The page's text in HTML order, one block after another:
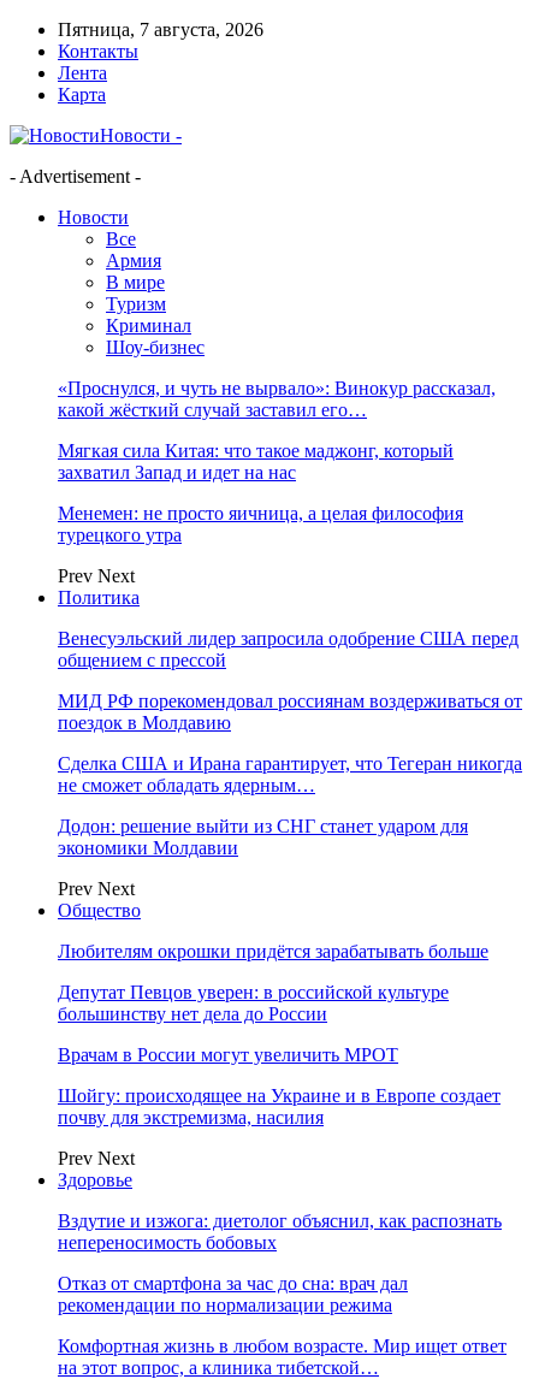
Пятница, 7 августа, 2026
Контакты
Лента
Карта
Новости -
- Advertisement -
Новости
Все
Армия
В мире
Туризм
Криминал
Шоу-бизнес
«Проснулся, и чуть не вырвало»: Винокур рассказал,
какой жёсткий случай заставил его…
Мягкая сила Китая: что такое маджонг, который
захватил Запад и идет на нас
Менемен: не просто яичница, а целая философия
турецкого утра
Prev Next
Политика
Венесуэльский лидер запросила одобрение США перед
общением с прессой
МИД РФ порекомендовал россиянам воздерживаться от
поездок в Молдавию
Сделка США и Ирана гарантирует, что Тегеран никогда
не сможет обладать ядерным…
Додон: решение выйти из СНГ станет ударом для
экономики Молдавии
Prev Next
Общество
Любителям окрошки придётся зарабатывать больше
Депутат Певцов уверен: в российской культуре
большинству нет дела до России
Врачам в России могут увеличить МРОТ
Шойгу: происходящее на Украине и в Европе создает
почву для экстремизма, насилия
Prev Next
Здоровье
Вздутие и изжога: диетолог объяснил, как распознать
непереносимость бобовых
Отказ от смартфона за час до сна: врач дал
рекомендации по нормализации режима
Комфортная жизнь в любом возрасте. Мир ищет ответ
на этот вопрос, а клиника тибетской…